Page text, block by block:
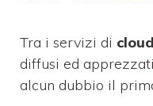
Tra i servizi di
diffusi ed apprezzati
alcun dubbio il